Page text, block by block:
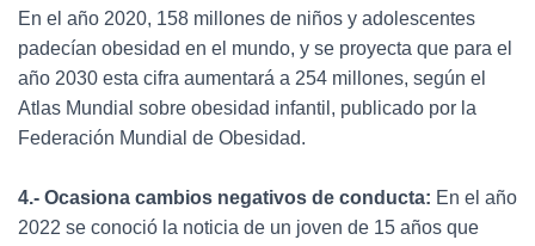
En el año 2020, 158 millones de niños y adolescentes
padecían obesidad en el mundo, y se proyecta que para el
año 2030 esta cifra aumentará a 254 millones, según el
Atlas Mundial sobre obesidad infantil, publicado por la
Federación Mundial de Obesidad.
4.- Ocasiona cambios negativos de conducta: En el año
2022 se conoció la noticia de un joven de 15 años que